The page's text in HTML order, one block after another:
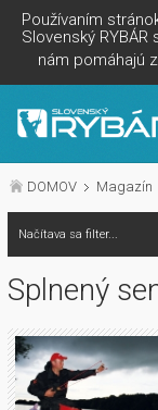
Používaním
Slovenský
nám pomáhajú
DOMOV Magazín
Načítava sa filter...
Splnený